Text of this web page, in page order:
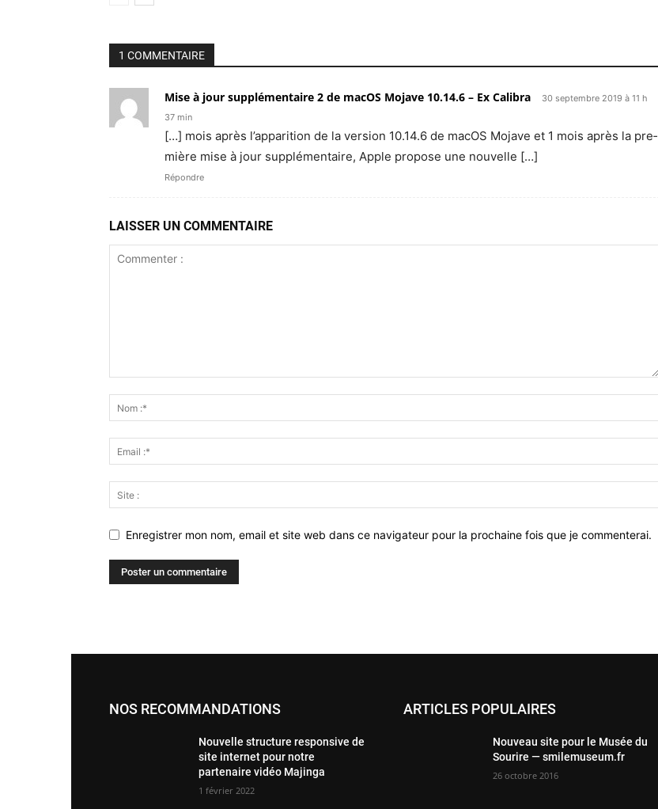
1 COMMENTAIRE
Mise à jour supplémentaire 2 de macOS Mojave 10.14.6 – Ex Calibra
30 septembre 2019 à 11 h
37 min
[…] mois après l’ap­pari­tion de la ver­sion 10.14.6 de macOS Mojave et 1 mois après la pre­
mière mise à jour sup­plé­men­taire, Apple pro­pose une nouvelle […]
Répondre
LAISSER UN COMMENTAIRE
Enregistrer mon nom, email et site web dans ce navigateur pour la prochaine fois que je commenterai.
NOS RECOMMANDATIONS
Nouvelle structure responsive de
site internet pour notre
partenaire vidéo Majinga
1 février 2022
ARTICLES POPULAIRES
Nouveau site pour le Musée du
Sourire — smilemuseum.fr
26 octobre 2016